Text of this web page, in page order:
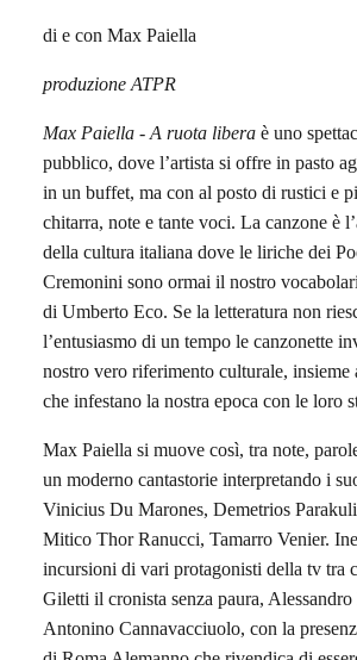
di e con Max Paiella
produzione ATPR
Max Paiella - A ruota libera è uno
pubblico, dove l’artista si offre in pasto
in un buffet, ma con al posto di rustici e
chitarra, note e tante voci. La canzone è
della cultura italiana dove le liriche dei
Cremonini sono ormai il nostro
di Umberto Eco. Se la letteratura non
l’entusiasmo di un tempo le canzonette
nostro vero riferimento culturale, insieme
che infestano la nostra epoca con le loro
Max Paiella si muove così, tra note,
un moderno cantastorie interpretando i
Vinicius Du Marones, Demetrios
Mitico Thor Ranucci, Tamarro Venier.
incursioni di vari protagonisti della tv tra
Giletti il cronista senza paura, Alessandro
Antonino Cannavacciuolo, con la